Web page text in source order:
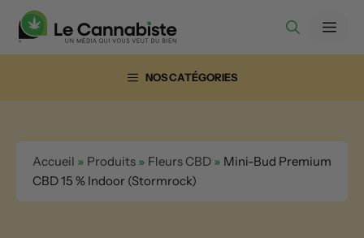
Aller
contenu
NOS CATÉGORIES
Accueil » Produits » Fleurs CBD » Mini-Bud Premium
CBD 15 % Indoor (Stormrock)